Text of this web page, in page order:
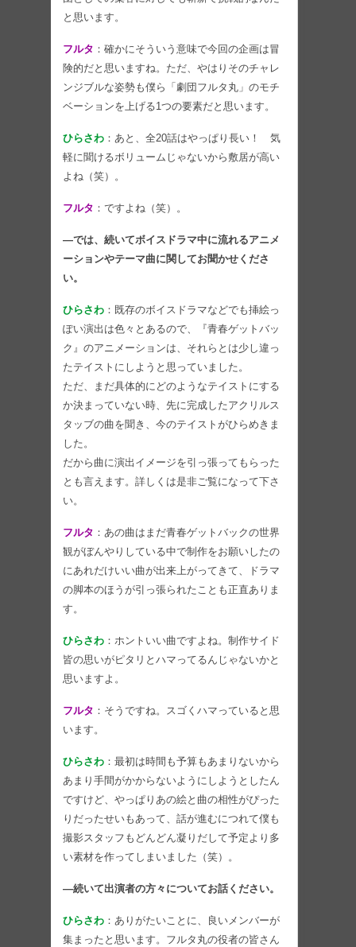
と思います。
フルタ ：確かにそういう意味で今回の企画は冒
険的だと思いますね。ただ、やはりそのチャレ
ンジブルな姿勢も僕ら「劇団フルタ丸」のモチ
ベーションを上げる1つの要素だと思います。
ひらさわ ：あと、全20話はやっぱり長い！ 気
軽に聞けるボリュームじゃないから敷居が高い
よね（笑）。
フルタ ：ですよね（笑）。
―では、続いてボイスドラマ中に流れるアニメ
ーションやテーマ曲に関してお聞かせくださ
い。
ひらさわ ：既存のボイスドラマなどでも挿絵っ
ぽい演出は色々とあるので、『青春ゲットバッ
ク』のアニメーションは、それらとは少し違っ
たテイストにしようと思っていました。
ただ、まだ具体的にどのようなテイストにする
か決まっていない時、先に完成したアクリルス
タッブの曲を聞き、今のテイストがひらめきま
した。
だから曲に演出イメージを引っ張ってもらった
とも言えます。詳しくは是非ご覧になって下さ
い。
フルタ ：あの曲はまだ青春ゲットバックの世界
観がぼんやりしている中で制作をお願いしたの
にあれだけいい曲が出来上がってきて、ドラマ
の脚本のほうが引っ張られたことも正直ありま
す。
ひらさわ ：ホントいい曲ですよね。制作サイド
皆の思いがピタリとハマってるんじゃないかと
思いますよ。
フルタ ：そうですね。スゴくハマっていると思
います。
ひらさわ ：最初は時間も予算もあまりないから
あまり手間がかからないようにしようとしたん
ですけど、やっぱりあの絵と曲の相性がぴった
りだったせいもあって、話が進むにつれて僕も
撮影スタッフもどんどん凝りだして予定より多
い素材を作ってしまいました（笑）。
―続いて出演者の方々についてお話ください。
ひらさわ ：ありがたいことに、良いメンバーが
集まったと思います。フルタ丸の役者の皆さん